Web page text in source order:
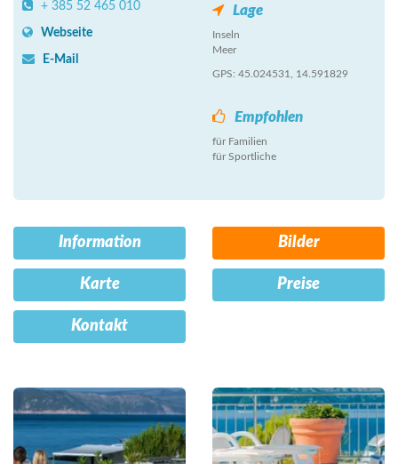
+ 385 52 465 010
Webseite
E-Mail
Lage
Inseln
Meer
GPS: 45.024531, 14.591829
Empfohlen
für Familien
für Sportliche
Information Bilder
Karte Preise
Kontakt